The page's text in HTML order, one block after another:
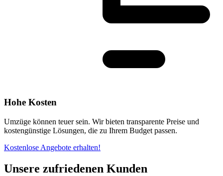
Hohe Kosten
Umzüge können teuer sein. Wir bieten transparente Preise und
kostengünstige Lösungen, die zu Ihrem Budget passen.
Kostenlose Angebote erhalten!
Unsere zufriedenen Kunden